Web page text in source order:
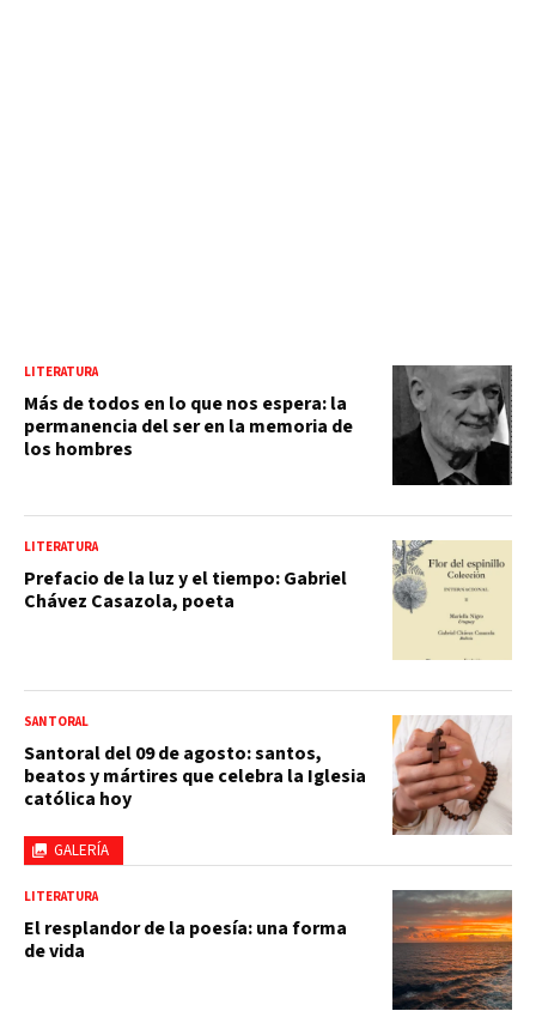
LITERATURA
Más de todos en lo que nos espera: la
permanencia del ser en la memoria de
los hombres
LITERATURA
Prefacio de la luz y el tiempo: Gabriel
Chávez Casazola, poeta
GALERÍA
SANTORAL
Santoral del 09 de agosto: santos,
beatos y mártires que celebra la Iglesia
católica hoy
LITERATURA
El resplandor de la poesía: una forma
de vida